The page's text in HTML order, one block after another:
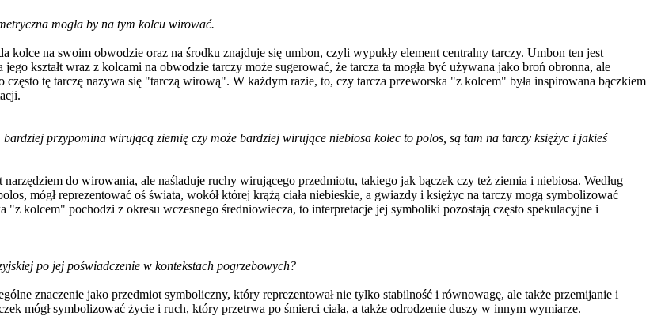
mogła by na tym kolcu wirować.
kolce na swoim obwodzie oraz na środku znajduje się umbon, czyli wypukły element centralny tarczy. Umbon ten jest
kształt wraz z kolcami na obwodzie tarczy może sugerować, że tarcza ta mogła być używana jako broń obronna, ale
tę tarczę nazywa się "tarczą wirową". W każdym razie, to, czy tarcza przeworska "z kolcem" była inspirowana bączkiem
przypomina wirującą ziemię czy może bardziej wirujące niebiosa kolec to polos, są tam na tarczy księżyc i jakieś
do wirowania, ale naśladuje ruchy wirującego przedmiotu, takiego jak bączek czy też ziemia i niebiosa. Według
mógł reprezentować oś świata, wokół której krążą ciała niebieskie, a gwiazdy i księżyc na tarczy mogą symbolizować
"z kolcem" pochodzi z okresu wczesnego średniowiecza, to interpretacje jej symboliki pozostają często spekulacyjne i
po jej poświadczenie w kontekstach pogrzebowych?
znaczenie jako przedmiot symboliczny, który reprezentował nie tylko stabilność i równowagę, ale także przemijanie i
mógł symbolizować życie i ruch, który przetrwa po śmierci ciała, a także odrodzenie duszy w innym wymiarze.